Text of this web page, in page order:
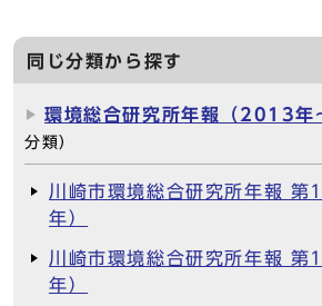
同じ分類から探す
環境総合研究所年報（2013年
分類）
川崎市環境総合研究所年報
年）
川崎市環境総合研究所年報
年）